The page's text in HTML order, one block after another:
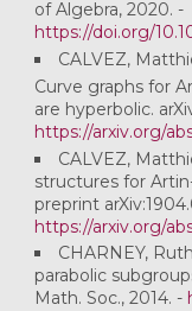
of Algebra, 2020. -
https://doi.org/
CALVEZ,
Curve graphs for
are hyperbolic.
https://arxiv.org/
CALVEZ,
structures for
preprint
https://arxiv.org/
CHARNEY,
parabolic
Math. Soc., 2014. -